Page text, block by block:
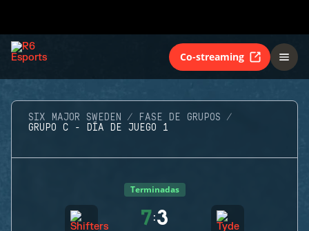
Co-streaming
SIX MAJOR SWEDEN
FASE DE GRUPOS
GRUPO C - DÍA DE JUEGO 1
Terminadas
7:3